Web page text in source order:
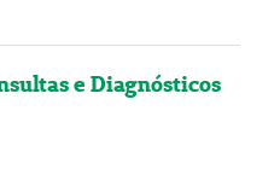
e Diagnósticos